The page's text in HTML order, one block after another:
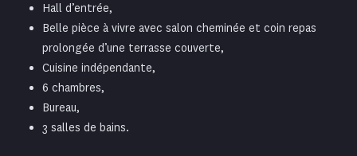
Hall d’entrée,
Belle pièce à vivre avec salon cheminée et coin repas
prolongée d’une terrasse couverte,
Cuisine indépendante,
6 chambres,
Bureau,
3 salles de bains.